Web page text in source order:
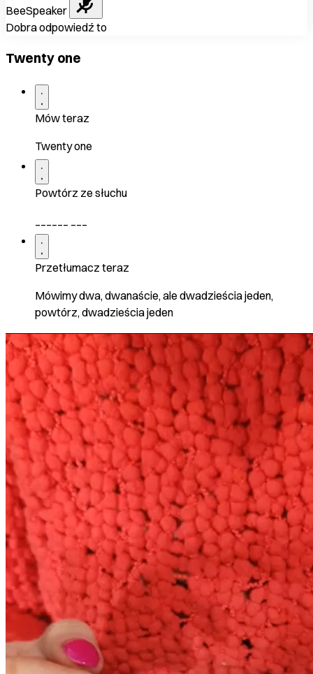
BeeSpeaker
Dobra odpowiedź to
Twenty one
Mów teraz
Twenty one
Powtórz ze słuchu
Przetłumacz teraz
Mówimy dwa, dwanaście, ale dwadzieścia jeden,
powtórz, dwadzieścia jeden